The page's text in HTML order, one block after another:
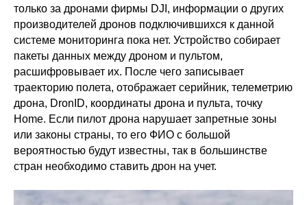
только за дронами фирмы DJI, информации о других
производителей дронов подключившихся к данной
системе мониторинга пока нет. Устройство собирает
пакеты данных между дроном и пультом,
расшифровывает их. После чего записывает
траекторию полета, отображает серийник, телеметрию
дрона, DronID, координаты дрона и пульта, точку
Home. Если пилот дрона нарушает запретные зоны
или законы страны, то его ФИО с большой
вероятностью будут известны, так в большинстве
стран необходимо ставить дрон на учет.